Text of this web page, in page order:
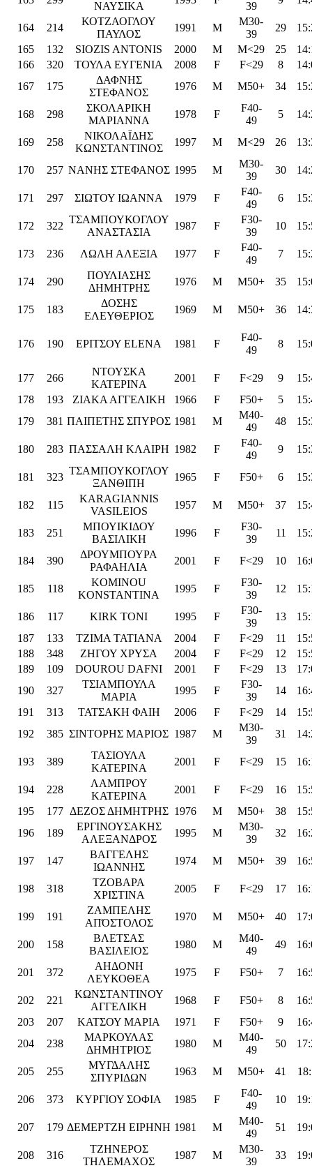
ΝΑΥΣΙΚΑ 39
164 214
ΚΟΤΖΑΟΓΛΟΥ
ΠΑΥΛΟΣ
1991 M
M30-
39
29
165
132 SIOZIS ANTONIS 2000 M M<29 25
166
320 ΤΟΥΛΑ ΕΥΓΕΝΙΑ 2008 F F<29 8
167
175
ΔΑΦΝΗΣ
ΣΤΕΦΑΝΟΣ
1976 M M50+ 34
168 298
ΣΚΟΛΑΡΙΚΗ
ΜΑΡΙΑΝΝΑ
1978 F
F40-
49
5
169 258
ΝΙΚΟΛΑΪΔΗΣ
ΚΩΝΣΤΑΝΤΙΝΟΣ
1997 M M<29 26
170 257 ΝΑΝΗΣ ΣΤΕΦΑΝΟΣ 1995 M
M30-
39
30
171 297 ΣΙΩΤΟΥ ΙΩΑΝΝΑ 1979 F
F40-
49
6
172 322
ΤΣΑΜΠΟΥΚΟΓΛΟΥ
ΑΝΑΣΤΑΣΙΑ
1987 F
F30-
39
10
173 236 ΛΩΛΗ ΑΛΕΞΙΑ 1977 F
F40-
49
7
174 290
ΠΟΥΛΙΑΣΗΣ
ΔΗΜΗΤΡΗΣ
1976 M M50+ 35
175 183
ΔΟΣΗΣ
ΕΛΕΥΘΕΡΙΟΣ
1969 M M50+ 36
176 190 ΕΡΙΤΣΟΥ ELENA 1981 F
F40-
49
8
177 266
ΝΤΟΥΣΚΑ
ΚΑΤΕΡΙΝΑ
2001 F F<29 9
178
193 ΖΙΑΚΑ ΑΓΓΕΛΙΚΗ 1966 F F50+ 5
179
381 ΠΑΙΠΕΤΗΣ ΣΠΥΡΟΣ 1981 M
M40-
49
48
180 283 ΠΑΣΣΑΛΗ ΚΛΑΙΡΗ 1982 F
F40-
49
9
181 323
ΤΣΑΜΠΟΥΚΟΓΛΟΥ
ΞΑΝΘΙΠΗ
1965 F F50+ 6
182 115
KARAGIANNIS
VASILEIOS
1957 M M50+ 37
183 251
ΜΠΟΥΙΚΙΔΟΥ
ΒΑΣΙΛΙΚΗ
1996 F
F30-
39
11
184 390
ΔΡΟΥΜΠΟΥΡΑ
ΡΑΦΑΗΛΙΑ
2001 F F<29 10
185 118
KOMINOU
KONSTANTINA
1995 F
F30-
39
12
186 117 KIRK TONI 1995 F
F30-
39
13
187
133 TZIMA TATIANA 2004 F F<29 11
188
348 ΖΗΓΟΥ ΧΡΥΣΑ 2004 F F<29 12
189
109 DOUROU DAFNI 2001 F F<29 13
190
327
ΤΣΙΑΜΠΟΥΛΑ
ΜΑΡΙΑ
1995 F
F30-
39
14
191
313 ΤΑΤΣΑΚΗ ΦΑΙΗ 2006 F F<29 14
192
385 ΣΙΝΤΟΡΗΣ ΜΑΡΙΟΣ 1987 M
M30-
39
31
193 389
ΤΑΣΙΟΥΛΑ
ΚΑΤΕΡΙΝΑ
2001 F F<29 15
194 228
ΛΑΜΠΡΟΥ
ΚΑΤΕΡΙΝΑ
2001 F F<29 16
195
177 ΔΕΖΟΣ ΔΗΜΗΤΡΗΣ 1976 M M50+ 38
196
189
ΕΡΓΙΝΟΥΣΑΚΗΣ
ΑΛΕΞΑΝΔΡΟΣ
1995 M
M30-
39
32
197 147
ΒΑΓΓΕΛΗΣ
ΙΩΑΝΝΗΣ
1974 M M50+ 39
198 318
ΤΖΟΒΑΡΑ
ΧΡΙΣΤΙΝΑ
2005 F F<29 17
199 191
ΖΑΜΠΕΛΗΣ
ΑΠΌΣΤΟΛΟΣ
1970 M M50+ 40
200 158
ΒΛΕΤΣΑΣ
ΒΑΣΙΛΕΙΟΣ
1980 M
M40-
49
49
201 372
ΑΗΔΟΝΗ
ΛΕΥΚΟΘΕΑ
1975 F F50+ 7
202 221
ΚΩΝΣΤΑΝΤΙΝΟΥ
ΑΓΓΕΛΙΚΗ
1968 F F50+ 8
203
207 ΚΑΤΣΟΥ ΜΑΡΙΑ 1971 F F50+ 9
204
238
ΜΑΡΚΟΥΛΑΣ
ΔΗΜΗΤΡΙΟΣ
1980 M
M40-
49
50
205 255
ΜΥΓΔΑΛΗΣ
ΣΠΥΡΙΔΩΝ
1963 M M50+ 41
206 373 ΚΥΡΓΙΟΥ ΣΟΦΙΑ 1985 F
F40-
49
10
207 179 ΔΕΜΕΡΤΖΗ ΕΙΡΗΝΗ 1981 M
M40-
49
51
208 316
ΤΖΗΝΕΡΟΣ
ΤΗΛΕΜΑΧΟΣ
1987 M
M30-
39
33